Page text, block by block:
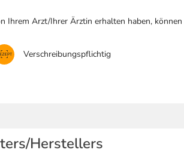
Ihrem Arzt/Ihrer Ärztin erhalten haben, können
Verschreibungspflichtig
Herstellers